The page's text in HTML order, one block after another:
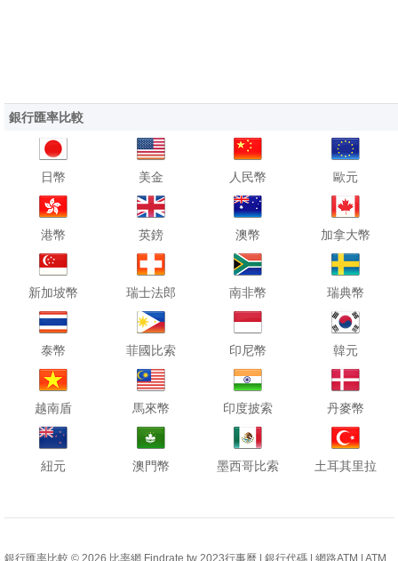
銀行匯率比較
日幣 美金 人民幣 歐元
港幣 英鎊 澳幣 加拿大幣
新加坡幣 瑞士法郎 南非幣 瑞典幣
泰幣 菲國比索 印尼幣 韓元
越南盾 馬來幣 印度披索 丹麥幣
紐元 澳門幣 墨西哥比索 土耳其里拉
銀行匯率比較 © 2026 比率網 Findrate.tw 2023行事曆 銀行代碼 網路ATM ATM